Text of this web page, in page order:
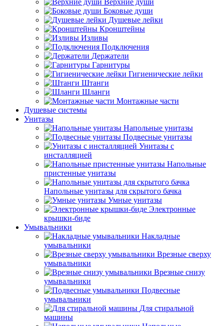
Верхние души
Боковые души
Душевые лейки
Кронштейны
Изливы
Подключения
Держатели
Гарнитуры
Гигиенические лейки
Штанги
Шланги
Монтажные части
Душевые системы
Унитазы
Напольные унитазы
Подвесные унитазы
Унитазы с
инсталляцией
Напольные
пристенные унитазы
Напольные унитазы для скрытого бачка
Умные унитазы
Электронные
крышки-биде
Умывальники
Накладные
умывальники
Врезные сверху
умывальники
Врезные снизу
умывальники
Подвесные
умывальники
Для стиральной
машины